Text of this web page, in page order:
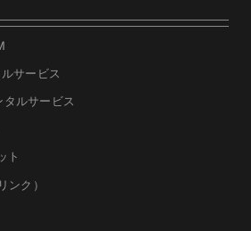
サービス
ルサービス
ト
ンク）